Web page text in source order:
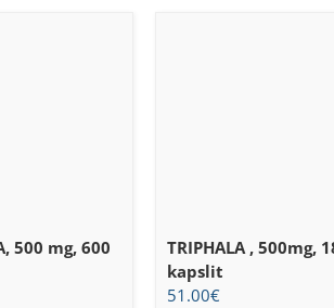
500 mg, 600
TRIPHALA , 500mg,
kapslit
51.00€